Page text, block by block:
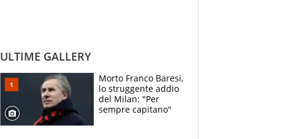
ULTIME GALLERY
Morto Franco Baresi,
lo struggente addio
del Milan: "Per
sempre capitano"